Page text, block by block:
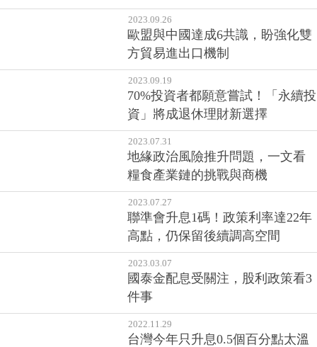
2023.09.26
歐盟與中國達成6共識，盼強化雙
方貿易進出口機制
2023.09.19
70%投資者都願意嘗試！「永續投
資」將成退休理財新選擇
2023.07.31
地緣政治風險推升問題，一文看
糧食產業鏈的挑戰與商機
2023.07.27
聯準會升息1碼！政策利率達22年
高點，仍保留後續調高空間
2023.03.07
國泰金配息受關注，股利政策看3
件事
2022.11.29
台灣今年只升息0.5個百分點太溫